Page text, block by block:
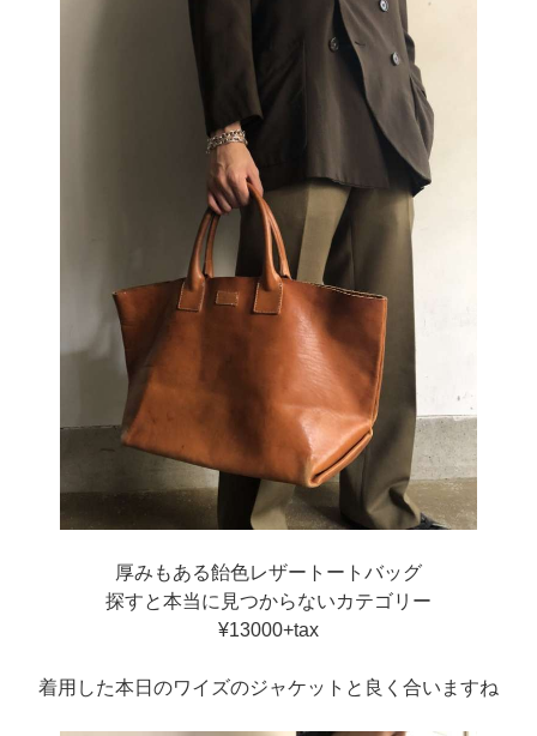
厚みもある飴色レザートートバッグ
探すと本当に見つからないカテゴリー
¥13000+tax
着用した本日のワイズのジャケットと良く合いますね